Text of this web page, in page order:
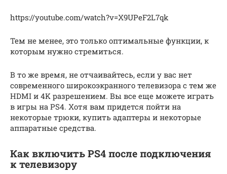
https://youtube.com/watch?v=X9UPeF2L7qk
Тем не менее, это только оптимальные функции, к
которым нужно стремиться.
В то же время, не отчаивайтесь, если у вас нет
современного широкоэкранного телевизора с тем же
HDMI и 4K разрешением. Вы все еще можете играть
в игры на PS4. Хотя вам придется пойти на
некоторые трюки, купить адаптеры и некоторые
аппаратные средства.
Как включить PS4 после подключения
к телевизору